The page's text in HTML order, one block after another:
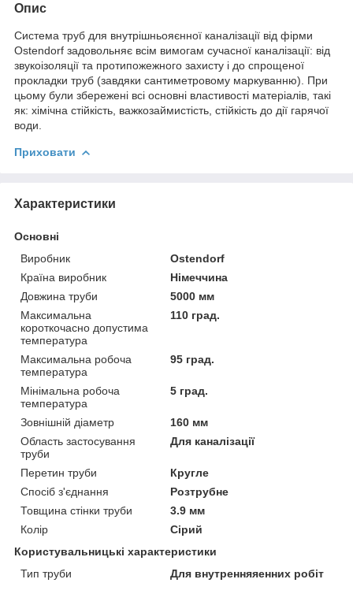
Опис
Система труб для внутрішньояєнної каналізації від фірми
Ostendorf задовольняє всім вимогам сучасної каналізації: від
звукоізоляції та протипожежного захисту і до спрощеної
прокладки труб (завдяки сантиметровому маркуванню). При
цьому були збережені всі основні властивості матеріалів, такі
як: хімічна стійкість, важкозаймистість, стійкість до дії гарячої
води.
Приховати
Характеристики
Основні
Виробник
Ostendorf
Країна виробник
Німеччина
Довжина труби
5000 мм
Максимальна
короткочасно допустима
температура
110 град.
Максимальна робоча
температура
95 град.
Мінімальна робоча
температура
5 град.
Зовнішній діаметр
160 мм
Область застосування
труби
Для каналізації
Перетин труби
Кругле
Спосіб з'єднання
Розтрубне
Товщина стінки труби
3.9 мм
Колір
Сірий
Користувальницькі характеристики
Тип труби
Для внутренняяенних робіт